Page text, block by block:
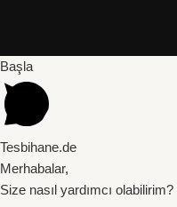
Başla
Tesbihane.de
Merhabalar,
Size nasıl yardımcı olabilirim?